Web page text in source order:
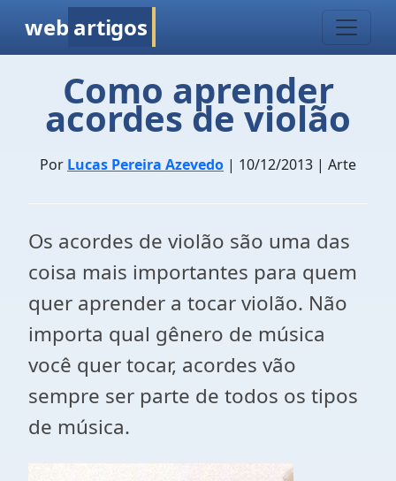
web artigos
Como aprender
acordes de violão
Por Lucas Pereira Azevedo | 10/12/2013 | Arte
Os acordes de violão são uma das
coisa mais importantes para quem
quer aprender a tocar violão. Não
importa qual gênero de música
você quer tocar, acordes vão
sempre ser parte de todos os tipos
de música.